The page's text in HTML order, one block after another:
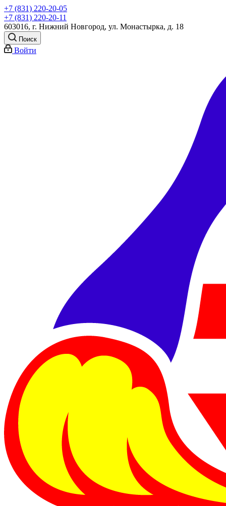
+7 (831) 220-20-05
+7 (831) 220-20-11
603016, г. Нижний Новгород, ул. Монастырка, д. 18
Поиск
Войти